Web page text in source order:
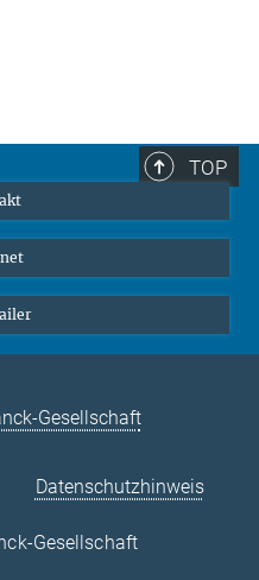
TOP
Gesellschaft
Datenschutzhinweis
Gesellschaft